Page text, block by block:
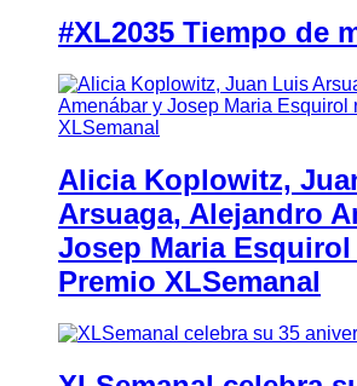
#XL2035 Tiempo de
Alicia Koplowitz,
Arsuaga, Alejandro
Josep Maria
Premio XLSemanal